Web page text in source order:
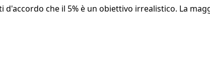
d'accordo che il 5% è un obiettivo irrealistico. La